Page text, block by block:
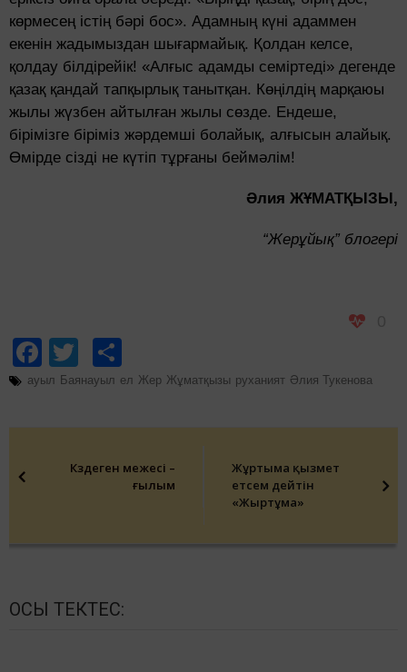
көрмесең істің бәрі бос». Адамның күні адаммен
екенін жадымыздан шығармайық. Қолдан келсе,
қолдау білдірейік! «Алғыс адамды семіртеді» дегенде
қазақ қандай тапқырлық танытқан. Көңілдің марқаюы
жылы жүзбен айтылған жылы сөзде. Ендеше,
бірімізге біріміз жәрдемші болайық, алғысын алайық.
Өмірде сізді не күтіп тұрғаны беймәлім!
Әлия ЖҰМАТҚЫЗЫ,
“Жерұйық” блогері
Facebook
Twitter
ауыл Баянауыл ел Жер Жұматқызы руханият Әлия Тукенова
navigationКөздеген межесі –
ғылым
Жұртыма қызмет
етсем дейтін
«Жыртұма»
ОСЫ ТЕКТЕС: